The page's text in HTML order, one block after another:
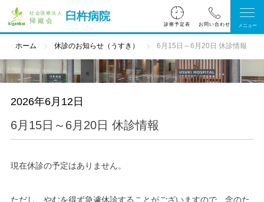
臼杵病院
診療予定表
ホーム 休診のお知らせ（うすき） 6月15日～6月20日 休診情報
2026年6月12日
6月15日～6月20日 休診情報
現在休診の予定はありません。
ただし、やむを得ず急遽休診することがございますので、念のた